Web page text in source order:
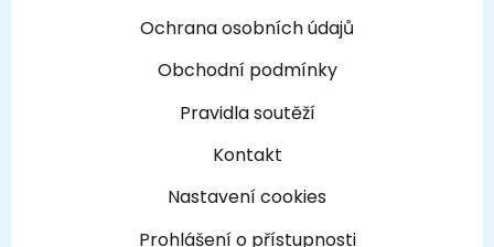
Ochrana osobních údajů
Obchodní podmínky
Pravidla soutěží
Kontakt
Nastavení cookies
Prohlášení o přístupnosti